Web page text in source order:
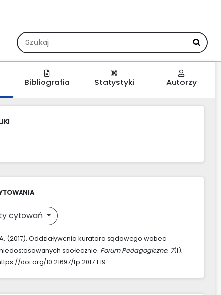
Bibliografia Statystyki Autorzy
cytowań
(2017). Oddziaływania kuratora sądowego wobec
społecznie. Forum Pedagogiczne, 7(1),
doi.org/10.21697/fp.2017.1.19